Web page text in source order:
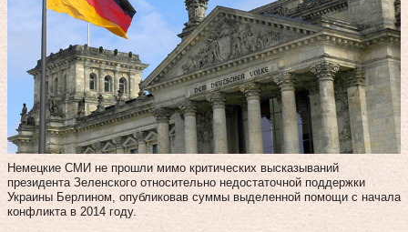
Немецкие СМИ не прошли мимо критических высказываний
президента Зеленского относительно недостаточной поддержки
Украины Берлином, опубликовав суммы выделенной помощи с начала
конфликта в 2014 году.